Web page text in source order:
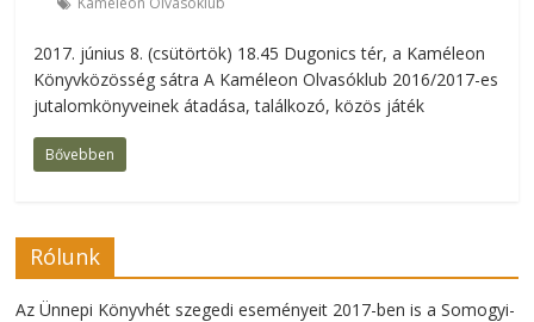
2017. június 8. (csütörtök) 18.45 Dugonics tér, a Kaméleon
Könyvközösség sátra A Kaméleon Olvasóklub 2016/2017-es
jutalomkönyveinek átadása, találkozó, közös játék
Bővebben
Rólunk
Az Ünnepi Könyvhét szegedi eseményeit 2017-ben is a Somogyi-